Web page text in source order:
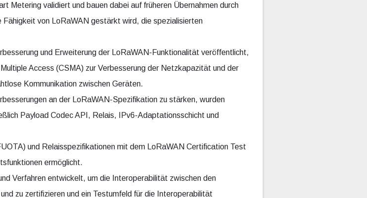
Metering validiert und bauen dabei auf früheren Übernahmen durch
von LoRaWAN gestärkt wird, die spezialisierten
und Erweiterung der LoRaWAN-Funktionalität veröffentlicht,
Access (CSMA) zur Verbesserung der Netzkapazität und der
Kommunikation zwischen Geräten.
an der LoRaWAN-Spezifikation zu stärken, wurden
Payload Codec API, Relais, IPv6-Adaptationsschicht und
und Relaisspezifikationen mit dem LoRaWAN Certification Test
ermöglicht.
Verfahren entwickelt, um die Interoperabilität zwischen den
zu zertifizieren und ein Testumfeld für die Interoperabilität